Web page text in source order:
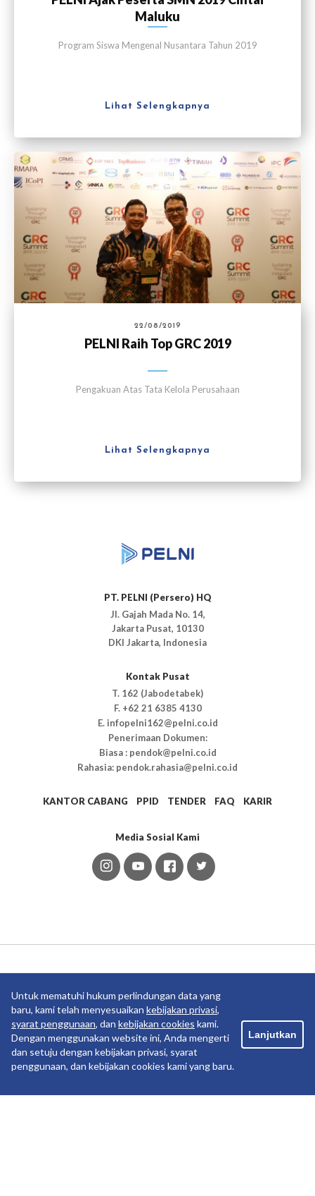
Maluku
Program Siswa Mengenal Nusantara Tahun 2019
Lihat Selengkapnya
22/08/2019
PELNI Raih Top GRC 2019
Pengakuan Atas Tata Kelola Perusahaan
Lihat Selengkapnya
PT. PELNI (Persero) HQ
Jl. Gajah Mada No. 14,
Jakarta Pusat, 10130
DKI Jakarta, Indonesia
Kontak Pusat
T. 162 (Jabodetabek)
F. +62 21 6385 4130
E. infopelni162@pelni.co.id
Penerimaan Dokumen:
Biasa : pendok@pelni.co.id
Rahasia: pendok.rahasia@pelni.co.id
KANTOR CABANG PPID TENDER FAQ KARIR
Media Sosial Kami
Untuk mematuhi hukum perlindungan data yang
baru, kami telah menyesuaikan kebijakan privasi,
syarat penggunaan, dan kebijakan cookies kami.
Dengan menggunakan website ini, Anda mengerti
dan setuju dengan kebijakan privasi, syarat
penggunaan, dan kebijakan cookies kami yang baru.
Lanjutkan